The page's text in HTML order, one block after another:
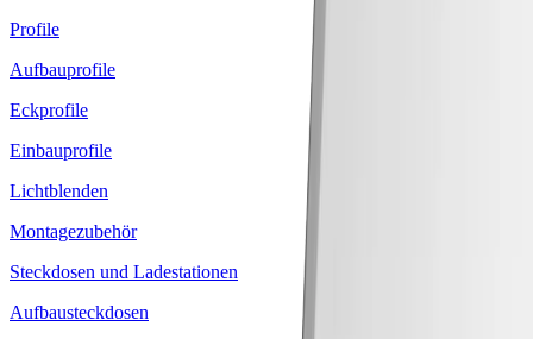
Profile
Aufbauprofile
Eckprofile
Einbauprofile
Lichtblenden
Montagezubehör
Steckdosen und Ladestationen
Aufbausteckdosen